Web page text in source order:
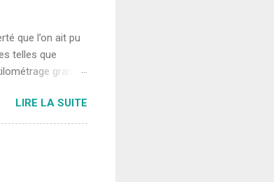
que l’on ait pu
telles que
grandir
entretien
quittée
voir des
les 30 000 km
LIRE LA SUITE